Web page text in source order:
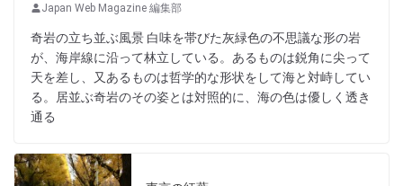
Japan Web Magazine 編集部
奇岩の立ち並ぶ風景 白味を帯びた灰緑色の不思議な形の岩
が、海岸線に沿って林立している。あるものは鋭角に尖って
天を差し、又あるものは哲学的な形状をして海と対峙してい
る。居並ぶ奇岩のその姿とは対照的に、海の色は優しく透き
通る